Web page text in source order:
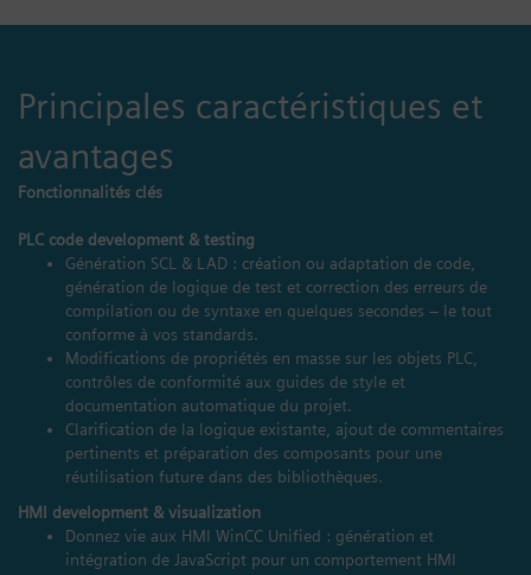
Principales caractéristiques et
avantages
Fonctionnalités clés
PLC code development & testing
Génération SCL & LAD : création ou adaptation de code,
génération de logique de test et correction des erreurs de
compilation ou de syntaxe en quelques secondes – le tout
conforme à vos standards.
Modifications de propriétés en masse sur les objets PLC,
contrôles de conformité aux guides de style et
documentation automatique du projet.
Clarification de la logique existante, ajout de commentaires
pertinents et préparation des composants pour une
réutilisation future dans des bibliothèques.
HMI development & visualization
Donnez vie aux HMI WinCC Unified : génération et
intégration de JavaScript pour un comportement HMI